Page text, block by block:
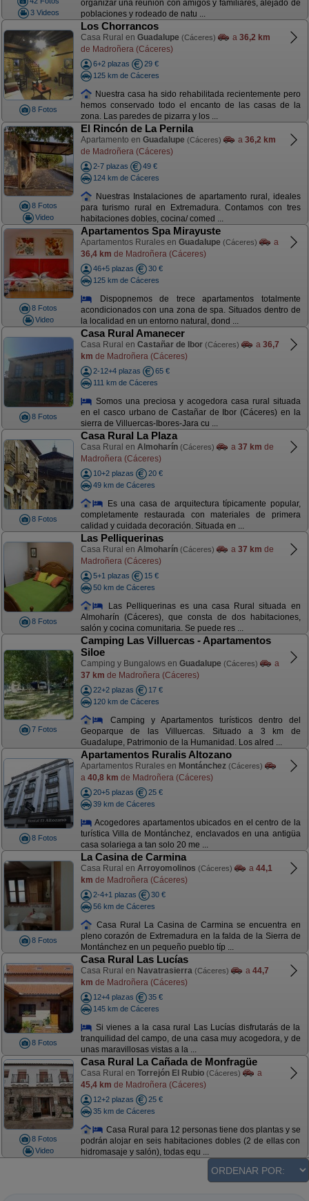
3 Videos
organizar una reunión con amigos y familiares, alejado de
poblaciones y rodeado de natu ...
8 Fotos
Los Chorrancos
Casa Rural en Guadalupe (Cáceres) a 36,2 km
de Madroñera (Cáceres)
6+2 plazas
29 €
125 km de Cáceres
Nuestra casa ha sido rehabilitada recientemente pero
hemos conservado todo el encanto de las casas de la
zona. Las paredes de pizarra y los ...
8 Fotos
Video
El Rincón de La Pernila
Apartamento en Guadalupe (Cáceres) a 36,2 km
de Madroñera (Cáceres)
2-7 plazas
49 €
124 km de Cáceres
Nuestras Instalaciones de apartamento rural, ideales
para turismo rural en Extremadura. Contamos con tres
habitaciones dobles, cocina/ comed ...
8 Fotos
Video
Apartamentos Spa Mirayuste
Apartamentos Rurales en Guadalupe (Cáceres)
a
36,4 km de Madroñera (Cáceres)
46+5 plazas
30 €
125 km de Cáceres
Dispopnemos de trece apartamentos totalmente
acondicionados con una zona de spa. Situados dentro de
la localidad en un entorno natural, dond ...
8 Fotos
Casa Rural Amanecer
Casa Rural en Castañar de Ibor (Cáceres) a 36,7
km de Madroñera (Cáceres)
2-12+4 plazas
65 €
111 km de Cáceres
Somos una preciosa y acogedora casa rural situada
en el casco urbano de Castañar de Ibor (Cáceres) en la
sierra de Villuercas-Ibores-Jara cu ...
8 Fotos
Casa Rural La Plaza
Casa Rural en Almoharín (Cáceres) a 37 km de
Madroñera (Cáceres)
10+2 plazas
20 €
49 km de Cáceres
Es una casa de arquitectura típicamente popular,
completamente restaurada con materiales de primera
calidad y cuidada decoración. Situada en ...
8 Fotos
Las Pelliquerinas
Casa Rural en Almoharín (Cáceres) a 37 km de
Madroñera (Cáceres)
5+1 plazas
15 €
50 km de Cáceres
Las Pelliquerinas es una casa Rural situada en
Almoharín (Cáceres), que consta de dos habitaciones,
salón y cocina comunitaria. Se puede res ...
7 Fotos
Camping Las Villuercas - Apartamentos
Siloe
Camping y Bungalows en Guadalupe (Cáceres)
a
37 km de Madroñera (Cáceres)
22+2 plazas
17 €
120 km de Cáceres
Camping y Apartamentos turísticos dentro del
Geoparque de las Villuercas. Situado a 3 km de
Guadalupe, Patrimonio de la Humanidad. Los alred ...
8 Fotos
Apartamentos Ruralis Altozano
Apartamentos Rurales en Montánchez (Cáceres)
a 40,8 km de Madroñera (Cáceres)
20+5 plazas
25 €
39 km de Cáceres
Acogedores apartamentos ubicados en el centro de la
turística Villa de Montánchez, enclavados en una antigüa
casa solariega a tan solo 20 me ...
8 Fotos
La Casina de Carmina
Casa Rural en Arroyomolinos (Cáceres) a 44,1
km de Madroñera (Cáceres)
2-4+1 plazas
30 €
56 km de Cáceres
Casa Rural La Casina de Carmina se encuentra en
pleno corazón de Extremadura en la falda de la Sierra de
Montánchez en un pequeño pueblo típ ...
8 Fotos
Casa Rural Las Lucías
Casa Rural en Navatrasierra (Cáceres) a 44,7
km de Madroñera (Cáceres)
12+4 plazas
35 €
145 km de Cáceres
Si vienes a la casa rural Las Lucías disfrutarás de la
tranquilidad del campo, de una casa muy acogedora, y de
unas maravillosas vistas a la ...
8 Fotos
Video
Casa Rural La Cañada de Monfragüe
Casa Rural en Torrejón El Rubio (Cáceres)
a
45,4 km de Madroñera (Cáceres)
12+2 plazas
25 €
35 km de Cáceres
Casa Rural para 12 personas tiene dos plantas y se
podrán alojar en seis habitaciones dobles (2 de ellas con
hidromasaje y salón), todas equ ...